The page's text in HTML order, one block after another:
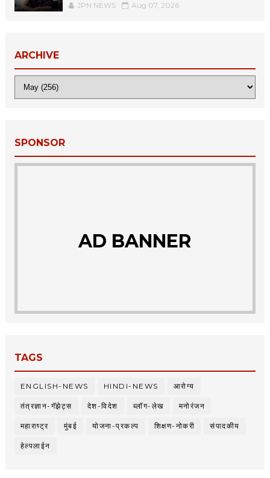
JPN NEWS Aug 07, 2026
ARCHIVE
SPONSOR
AD BANNER
TAGS
ENGLISH-NEWS HINDI-NEWS आरोग्य
तंत्रज्ञान-गॅझेट्स देश-विदेश ब्लॉग-लेख मनोरंजन
महाराष्ट्र मुंबई योजना-प्रकल्प शिक्षण-नोकरी संपादकीय
हेल्पलाईन